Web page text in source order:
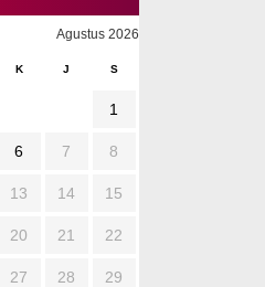
Agustus 2026
K J S
1
6 7 8
13 14 15
20 21 22
27 28 29